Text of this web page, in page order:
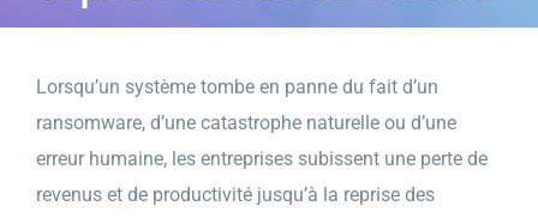
Lorsqu’un système tombe en panne du fait d’un
ransomware, d’une catastrophe naturelle ou d’une
erreur humaine, les entreprises subissent une perte de
revenus et de productivité jusqu’à la reprise des